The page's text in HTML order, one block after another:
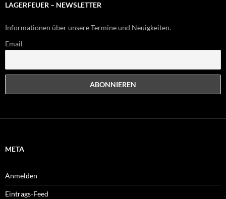
LAGERFEUER – NEWSLETTER
Informationen über unsere Termine und Neuigkeiten.
Email
META
Anmelden
Eintrags-Feed